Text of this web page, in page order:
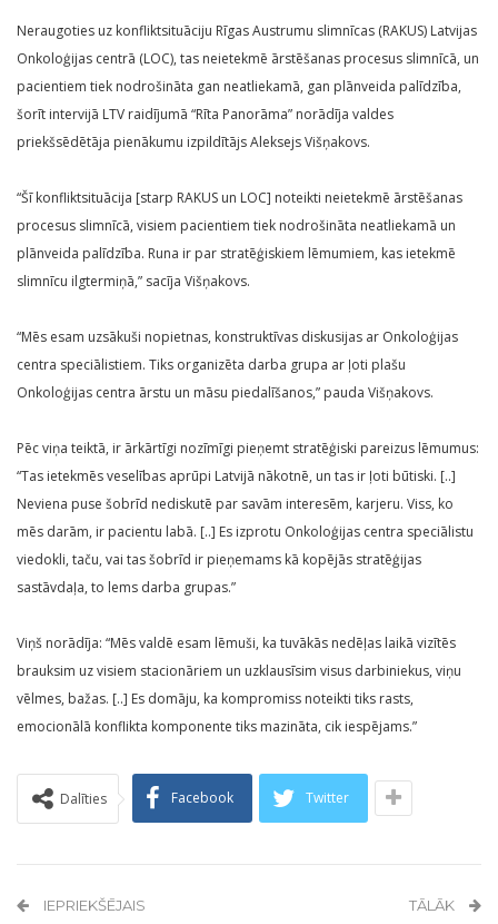
Neraugoties uz konfliktsituāciju Rīgas Austrumu slimnīcas (RAKUS) Latvijas
Onkoloģijas centrā (LOC), tas neietekmē ārstēšanas procesus slimnīcā, un
pacientiem tiek nodrošināta gan neatliekamā, gan plānveida palīdzība,
šorīt intervijā LTV raidījumā “Rīta Panorāma” norādīja valdes
priekšsēdētāja pienākumu izpildītājs Aleksejs Višņakovs.
“Šī konfliktsituācija [starp RAKUS un LOC] noteikti neietekmē ārstēšanas
procesus slimnīcā, visiem pacientiem tiek nodrošināta neatliekamā un
plānveida palīdzība. Runa ir par stratēģiskiem lēmumiem, kas ietekmē
slimnīcu ilgtermiņā,” sacīja Višņakovs.
“Mēs esam uzsākuši nopietnas, konstruktīvas diskusijas ar Onkoloģijas
centra speciālistiem. Tiks organizēta darba grupa ar ļoti plašu
Onkoloģijas centra ārstu un māsu piedalīšanos,” pauda Višņakovs.
Pēc viņa teiktā, ir ārkārtīgi nozīmīgi pieņemt stratēģiski pareizus lēmumus:
“Tas ietekmēs veselības aprūpi Latvijā nākotnē, un tas ir ļoti būtiski. [..]
Neviena puse šobrīd nediskutē par savām interesēm, karjeru. Viss, ko
mēs darām, ir pacientu labā. [..] Es izprotu Onkoloģijas centra speciālistu
viedokli, taču, vai tas šobrīd ir pieņemams kā kopējās stratēģijas
sastāvdaļa, to lems darba grupas.”
Viņš norādīja: “Mēs valdē esam lēmuši, ka tuvākās nedēļas laikā vizītēs
brauksim uz visiem stacionāriem un uzklausīsim visus darbiniekus, viņu
vēlmes, bažas. [..] Es domāju, ka kompromiss noteikti tiks rasts,
emocionālā konflikta komponente tiks mazināta, cik iespējams.”
Dalīties Facebook Twitter
IEPRIEKŠĒJAIS TĀLĀK